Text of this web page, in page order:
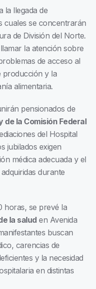
la llegada de
cuales se concentrarán
de División del Norte.
la atención sobre
de acceso al
producción y la
alimentaria.
pensionados de
de la Comisión Federal
del Hospital
jubilados exigen
médica adecuada y el
durante
horas, se prevé la
la saluden Avenida
buscan
carencias de
y la necesidad
en distintas